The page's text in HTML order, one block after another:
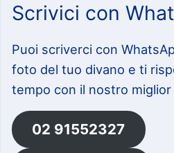
Scrivici con
Puoi scriverci con
foto del tuo divano e ti
tempo con il nostro
02 91552327